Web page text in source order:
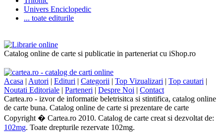
Univers Enciclopedic
... toate editurile
Catalog online de carte si publicatie in parteneriat cu iShop.ro
Acasa | Autori | Edituri | Categorii | Top Vizualizari | Top cautari |
Noutati Editoriale | Parteneri | Despre Noi | Contact
Cartea.ro - izvor de informatie beletrisitca si stintifica, catalog online
de carte buna. Catalog online de carte si prezentare de carte
Copyright � Cartea.ro 2010. Catalog de carte creat si dezvoltat de:
102mg. Toate drepturile rezervate 102mg.